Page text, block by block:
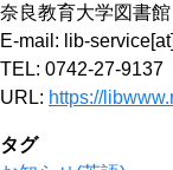
奈良教育大学図書館
E-mail: lib-
TEL: 0742-27-9137
URL: https://
タグ